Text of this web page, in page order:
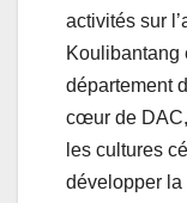
activités sur
Koulibantang
département
cœur de
les cultures
développer